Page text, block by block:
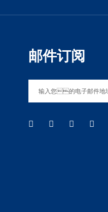
邮件订阅